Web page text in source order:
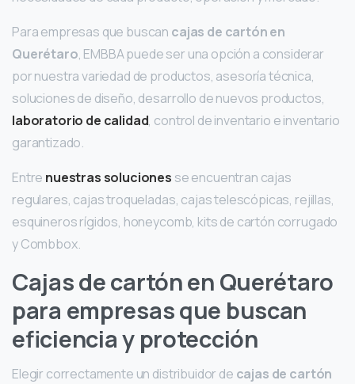
Para empresas que buscan cajas de cartón en
Querétaro, EMBBA puede ser una opción a considerar
por nuestra variedad de productos, asesoría técnica,
soluciones de diseño, desarrollo de nuevos productos,
laboratorio de calidad, control de inventario e inventario
garantizado.
Entre nuestras soluciones se encuentran cajas
regulares, cajas troqueladas, cajas telescópicas, rejillas,
esquineros rígidos, honeycomb, kits de cartón corrugado
y Combbox.
Cajas de cartón en Querétaro
para empresas que buscan
eficiencia y protección
Elegir correctamente un distribuidor de cajas de cartón